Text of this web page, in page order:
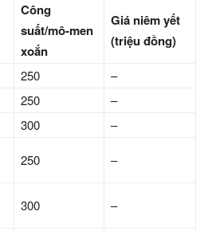
Công
suất/mô-men
xoắn
Giá niêm yết
(triệu đồng)
250
–
250
–
300
–
250 –
300 –